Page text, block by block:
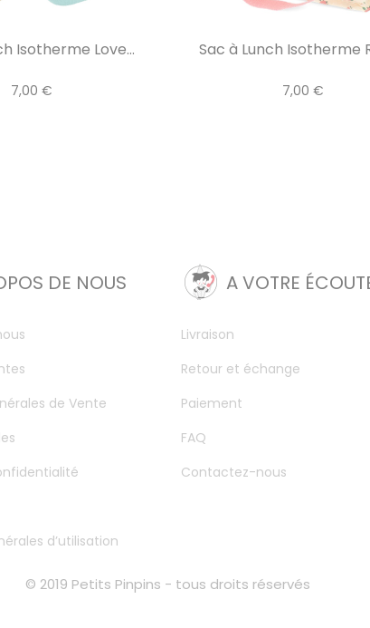
Isotherme Love...
7,00 €
Sac à Lunch Isotherme
7,00 €
DE NOUS
de Vente
d’utilisation
A VOTRE
Livraison
Retour et échange
Paiement
FAQ
Contactez-nous
© 2019 Petits Pinpins - tous droits réservés